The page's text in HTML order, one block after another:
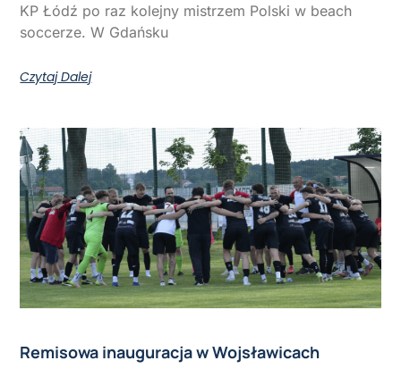
KP Łódź po raz kolejny mistrzem Polski w beach
soccerze. W Gdańsku
Czytaj Dalej
Remisowa inauguracja w Wojsławicach